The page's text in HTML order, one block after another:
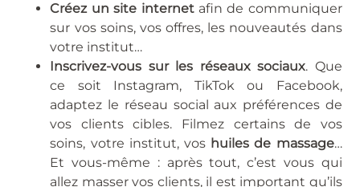
Créez un site internet afin de communiquer
sur vos soins, vos offres, les nouveautés dans
votre institut…
Inscrivez-vous sur les réseaux sociaux. Que
ce soit Instagram, TikTok ou Facebook,
adaptez le réseau social aux préférences de
vos clients cibles. Filmez certains de vos
soins, votre institut, vos huiles de massage…
Et vous-même : après tout, c’est vous qui
allez masser vos clients, il est important qu’ils